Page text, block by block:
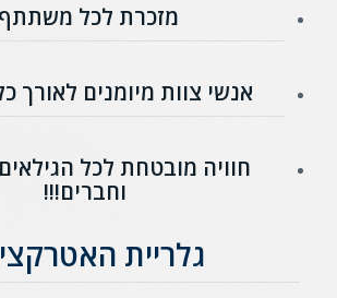
מזכרת לכל
אנשי צוות מיומנים לאורך
חוויה מובטחת לכל
וחברים!!!
גלריית